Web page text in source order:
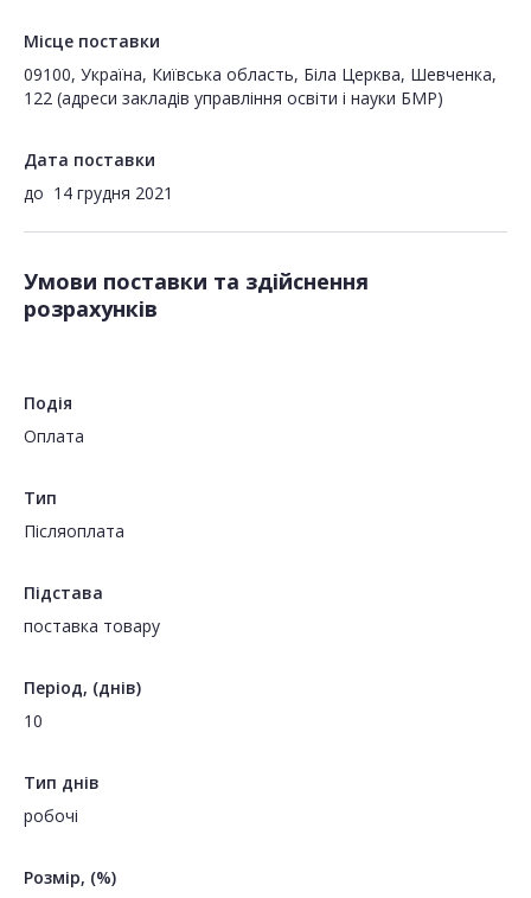
Місце поставки
09100, Україна, Київська область, Біла Церква, Шевченка,
122 (адреси закладів управління освіти і науки БМР)
Дата поставки
до 14 грудня 2021
Умови поставки та здійснення
розрахунків
Подія
Оплата
Тип
Пiсляоплата
Підстава
поставка товару
Період, (днів)
10
Тип днів
робочі
Розмір, (%)